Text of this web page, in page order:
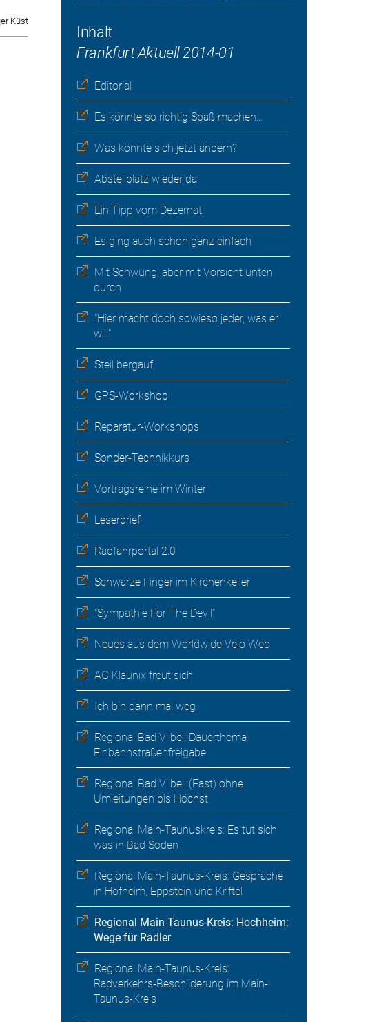
Küst
Inhalt
Frankfurt Aktuell 2014-01
Editorial
Es könnte so richtig Spaß machen...
Was könnte sich jetzt ändern?
Abstellplatz wieder da
Ein Tipp vom Dezernat
Es ging auch schon ganz einfach
Mit Schwung, aber mit Vorsicht unten
durch
"Hier macht doch sowieso jeder, was er
will"
Steil bergauf
GPS-Workshop
Reparatur-Workshops
Sonder-Technikkurs
Vortragsreihe im Winter
Leserbrief
Radfahrportal 2.0
Schwarze Finger im Kirchenkeller
"Sympathie For The Devil"
Neues aus dem Worldwide Velo Web
AG Klaunix freut sich
Ich bin dann mal weg
Regional Bad Vilbel: Dauerthema
Einbahnstraßenfreigabe
Regional Bad Vilbel: (Fast) ohne
Umleitungen bis Höchst
Regional Main-Taunuskreis: Es tut sich
was in Bad Soden
Regional Main-Taunus-Kreis: Gespräche
in Hofheim, Eppstein und Kriftel
Regional Main-Taunus-Kreis: Hochheim:
Wege für Radler
Regional Main-Taunus-Kreis:
Radverkehrs-Beschilderung im Main-
Taunus-Kreis